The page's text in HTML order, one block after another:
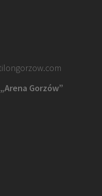
Gorzów”